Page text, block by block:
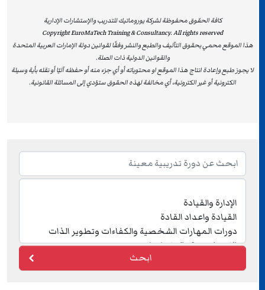
كافة الحقوق محفوظة لشركة يوروماتيك للتدريب والإستشارات الإدارية
Copyright EuroMaTech Training & Consultancy. All rights reserved
هذا الموقع محمي بحقوق التآليف والطبع والنشر وفقًا لقوانين دولة الإمارات العربية المتحدة
والقوانين الدولية ذات الصلة.
لا يجوز طبع وإعادة انتاج هذا الموقع او محتوياته أو أي جزء منه أو حفظه آليًا أو نقله بأية وسيلة
الكترونية أو غير الكترونية، أي مخالفة لهذه الحقوق ستؤدي إلى المسائلة القانونية.
ابحث